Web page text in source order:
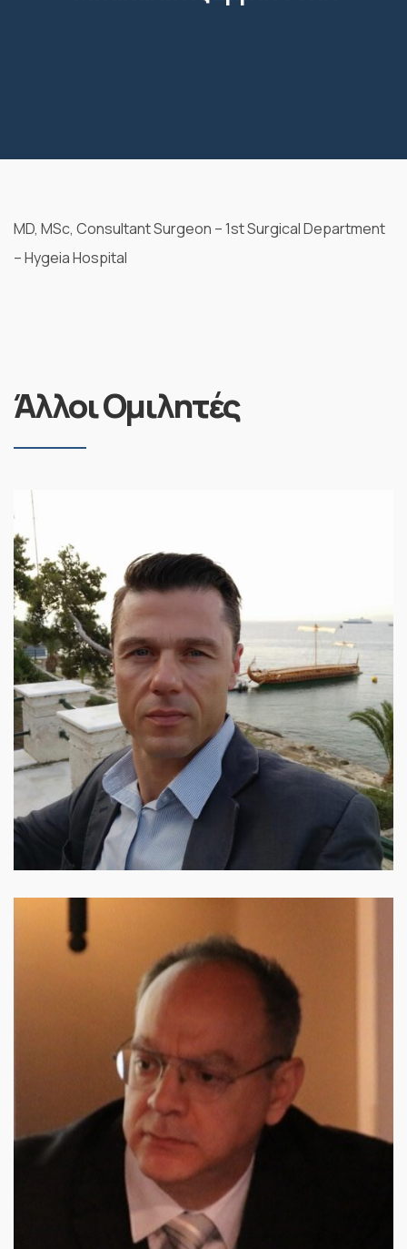
MD, MSc, Consultant Surgeon – 1st Surgical Department
– Hygeia Hospital
Άλλοι Ομιλητές